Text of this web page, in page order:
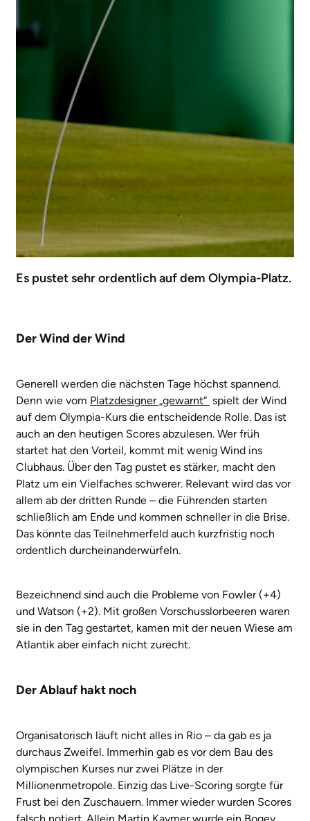
Es pustet sehr ordentlich auf dem Olympia-Platz.
Der Wind der Wind
Generell werden die nächsten Tage höchst spannend.
Denn wie vom Platzdesigner „gewarnt“ spielt der Wind
auf dem Olympia-Kurs die entscheidende Rolle. Das ist
auch an den heutigen Scores abzulesen. Wer früh
startet hat den Vorteil, kommt mit wenig Wind ins
Clubhaus. Über den Tag pustet es stärker, macht den
Platz um ein Vielfaches schwerer. Relevant wird das vor
allem ab der dritten Runde – die Führenden starten
schließlich am Ende und kommen schneller in die Brise.
Das könnte das Teilnehmerfeld auch kurzfristig noch
ordentlich durcheinanderwürfeln.
Bezeichnend sind auch die Probleme von Fowler (+4)
und Watson (+2). Mit großen Vorschusslorbeeren waren
sie in den Tag gestartet, kamen mit der neuen Wiese am
Atlantik aber einfach nicht zurecht.
Der Ablauf hakt noch
Organisatorisch läuft nicht alles in Rio – da gab es ja
durchaus Zweifel. Immerhin gab es vor dem Bau des
olympischen Kurses nur zwei Plätze in der
Millionenmetropole. Einzig das Live-Scoring sorgte für
Frust bei den Zuschauern. Immer wieder wurden Scores